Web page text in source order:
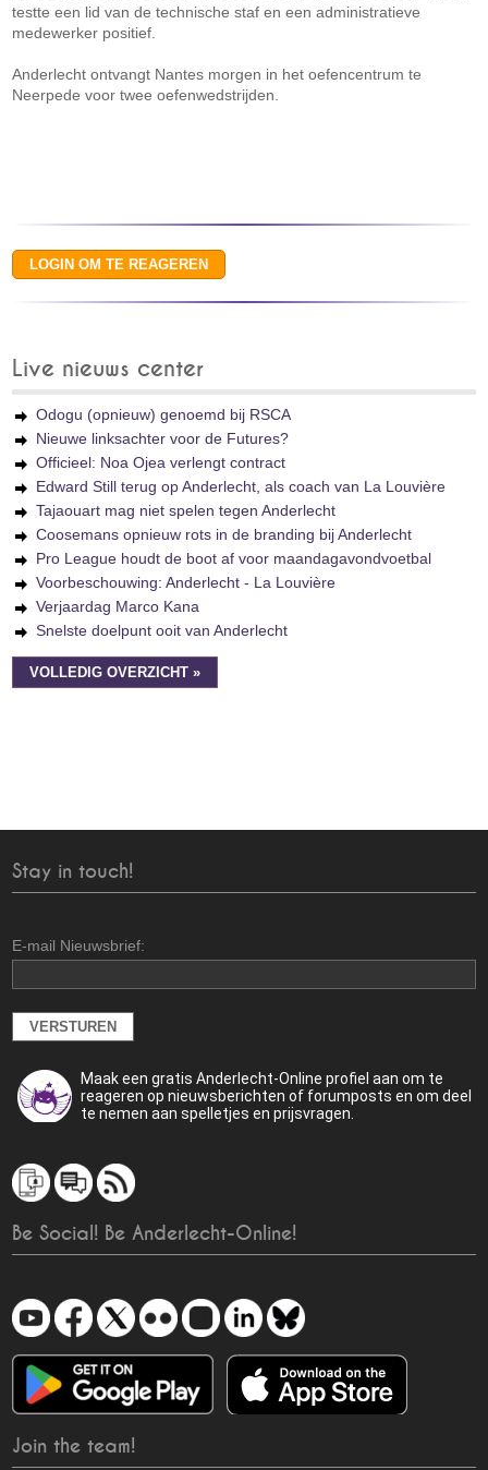
testte een lid van de technische staf en een administratieve
medewerker positief.
Anderlecht ontvangt Nantes morgen in het oefencentrum te
Neerpede voor twee oefenwedstrijden.
Live nieuws center
Odogu (opnieuw) genoemd bij RSCA
Nieuwe linksachter voor de Futures?
Officieel: Noa Ojea verlengt contract
Edward Still terug op Anderlecht, als coach van La Louvière
Tajaouart mag niet spelen tegen Anderlecht
Coosemans opnieuw rots in de branding bij Anderlecht
Pro League houdt de boot af voor maandagavondvoetbal
Voorbeschouwing: Anderlecht - La Louvière
Verjaardag Marco Kana
Snelste doelpunt ooit van Anderlecht
VOLLEDIG OVERZICHT »
Stay in touch!
E-mail Nieuwsbrief:
Maak een gratis Anderlecht-Online profiel aan om te
reageren op nieuwsberichten of forumposts en om deel
te nemen aan spelletjes en prijsvragen.
Be Social! Be Anderlecht-Online!
Join the team!